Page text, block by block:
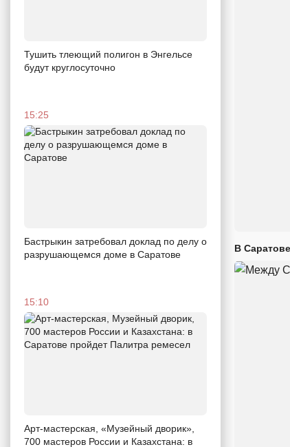
Тушить тлеющий полигон в Энгельсе
будут круглосуточно
15:25
Бастрыкин затребовал доклад по делу о
разрушающемся доме в Саратове
15:10
Арт-мастерская, «Музейный дворик»,
700 мастеров России и Казахстана: в
В